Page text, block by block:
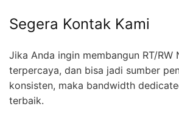
Segera Kontak Kami
Jika Anda ingin membangun RT/RW
terpercaya, dan bisa jadi sumber
konsisten, maka bandwidth
terbaik.